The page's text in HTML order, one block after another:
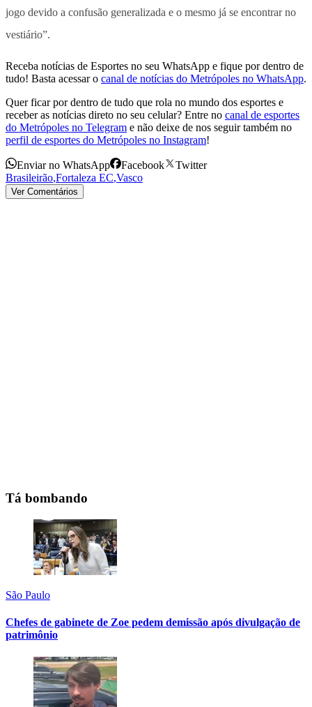
jogo devido a confusão generalizada e o mesmo já se encontrar no
vestiário”.
Receba notícias de Esportes no seu WhatsApp e fique por dentro de
tudo! Basta acessar o canal de notícias do Metrópoles no WhatsApp.
Quer ficar por dentro de tudo que rola no mundo dos esportes e
receber as notícias direto no seu celular? Entre no canal de esportes
do Metrópoles no Telegram e não deixe de nos seguir também no
perfil de esportes do Metrópoles no Instagram!
Enviar no WhatsApp Facebook
Twitter
Brasileirão,Fortaleza EC,Vasco
Ver Comentários
Tá bombando
São Paulo
Chefes de gabinete de Zoe pedem demissão após divulgação de
patrimônio